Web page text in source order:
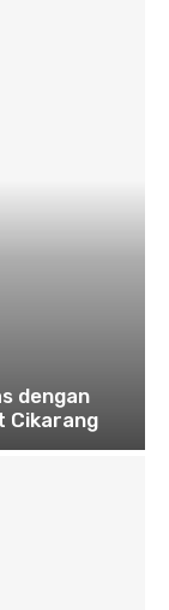
dengan
Cikarang